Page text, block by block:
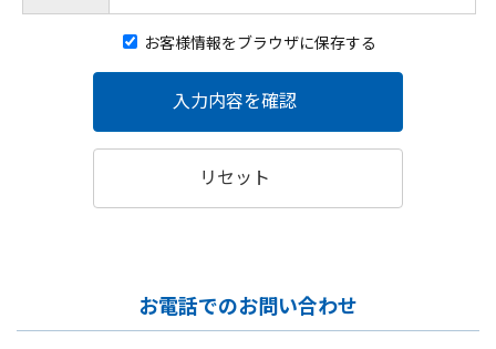
お客様情報をブラウザに保存する
入力内容を確認
リセット
お電話でのお問い合わせ